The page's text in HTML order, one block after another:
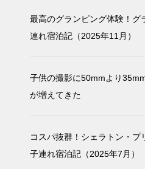
最高のグランピング体験！グ
連れ宿泊記（2025年11月）
子供の撮影に50mmより
が増えてきた
コスパ抜群！シェラトン・
子連れ宿泊記（2025年7月）